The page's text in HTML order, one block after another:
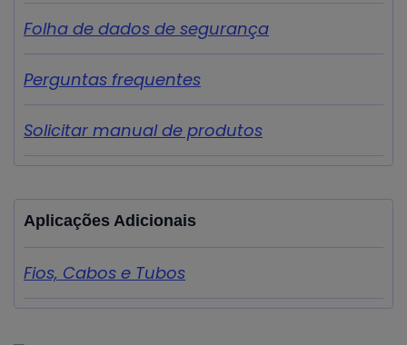
Folha de dados de segurança
Perguntas frequentes
Solicitar manual de produtos
Aplicações Adicionais
Fios, Cabos e Tubos